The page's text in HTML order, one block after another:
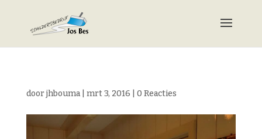
doorjhbouma| mrt 3, 2016 0 Reacties